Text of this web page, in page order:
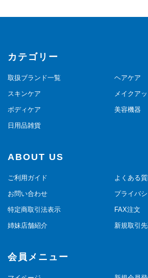
カテゴリー
取扱ブランド一覧 ヘアケア
スキンケア メイクア
ボディケア 美容機器
日用品雑貨
ABOUT US
ご利用ガイド よくある
お問い合わせ プライバ
特定商取引法表示 FAX注文
姉妹店舗紹介 新規取引
会員メニュー